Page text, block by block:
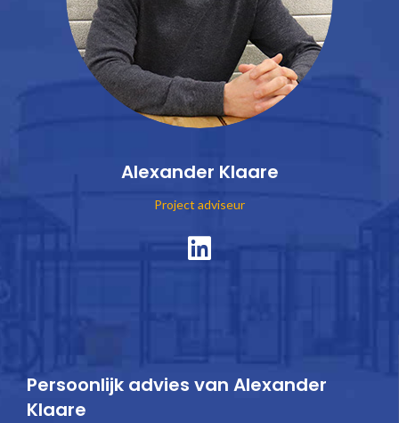
Alexander Klaare
Project adviseur
Persoonlijk advies van Alexander
Klaare